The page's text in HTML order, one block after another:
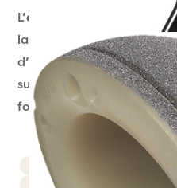
L’arthrose
de la hanche
la dégradation irréversible
d’interface permettant un
surfaces articulaires sans
formation de becs osseux